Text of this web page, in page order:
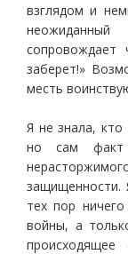
взглядом и
сопровождает
заберет!»
месть
Я не знала, кто
но сам факт
защищенности.
тех пор
войны, а